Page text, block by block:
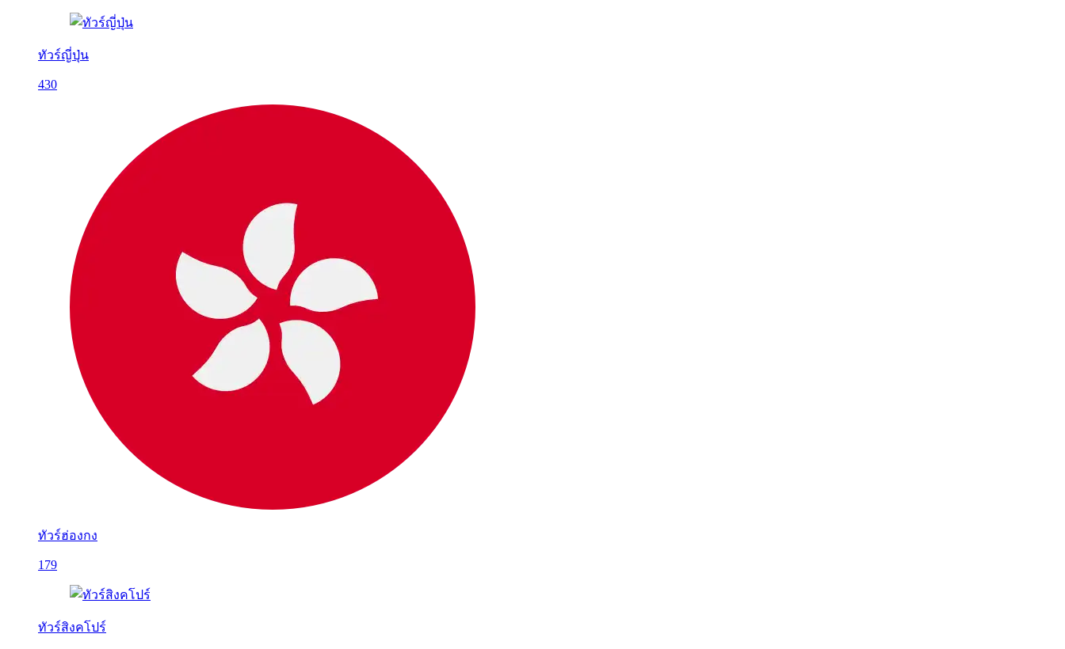
ทัวร์ญี่ปุ่น
430
ทัวร์ฮ่องกง
179
ทัวร์สิงคโปร์